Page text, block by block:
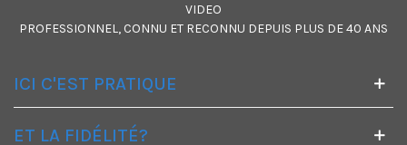
VIDEO
PROFESSIONNEL, CONNU ET RECONNU DEPUIS PLUS DE 40 ANS
ICI C'EST PRATIQUE
ET LA FIDÉLITÉ?